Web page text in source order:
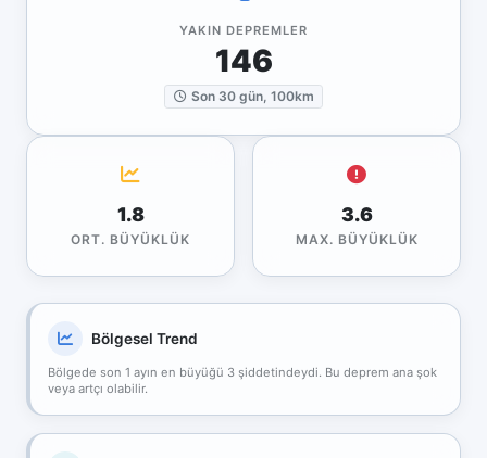
YAKIN DEPREMLER
146
Son 30 gün, 100km
1.8
ORT. BÜYÜKLÜK
3.6
MAX. BÜYÜKLÜK
Bölgesel Trend
Bölgede son 1 ayın en büyüğü 3 şiddetindeydi. Bu deprem ana şok
veya artçı olabilir.